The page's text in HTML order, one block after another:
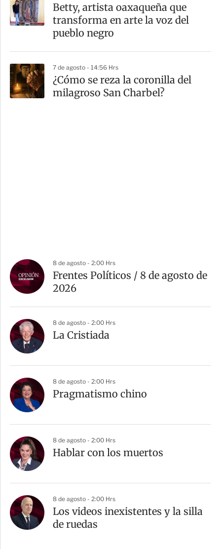
Betty, artista oaxaqueña que
transforma en arte la voz del
pueblo negro
7 de agosto - 14:56 Hrs
¿Cómo se reza la coronilla del
milagroso San Charbel?
8 de agosto - 2:00 Hrs
Frentes Políticos / 8 de agosto de
2026
8 de agosto - 2:00 Hrs
La Cristiada
8 de agosto - 2:00 Hrs
Pragmatismo chino
8 de agosto - 2:00 Hrs
Hablar con los muertos
8 de agosto - 2:00 Hrs
Los videos inexistentes y la silla
de ruedas